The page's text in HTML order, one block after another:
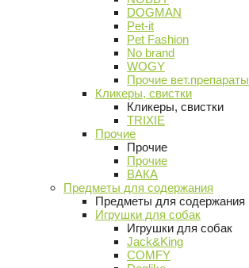
DOGMAN
Pet-it
Pet Fashion
No brand
WOGY
Прочие вет.препараты
Кликеры, свистки
Кликеры, свистки
TRIXIE
Прочие
Прочие
Прочие
ВАКА
Предметы для содержания
Предметы для содержания
Игрушки для собак
Игрушки для собак
Jack&King
COMFY